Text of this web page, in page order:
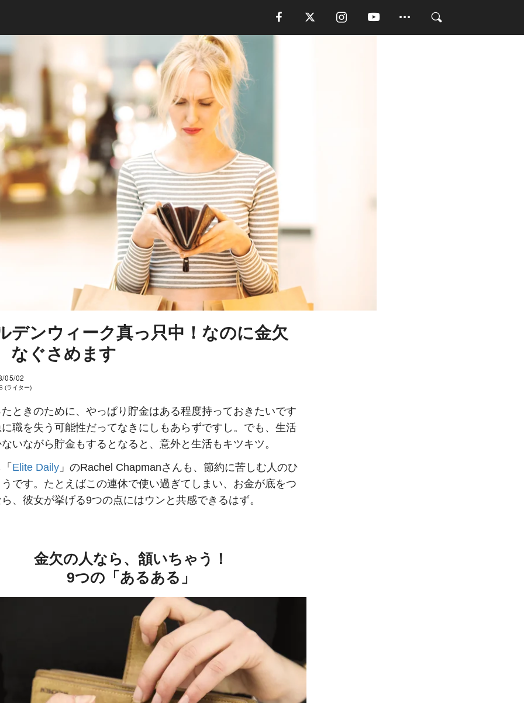
デンウィーク真っ只中！なのに金欠
なぐさめます
05/02
(ライター)
ときのために、やっぱり貯金はある程度持っておきたいです
職を失う可能性だってなきにしもあらずですし。でも、生活
いながら貯金もするとなると、意外と生活もキツキツ。
Elite Daily 」のRachel Chapmanさんも、節約に苦しむ人のひ
です。たとえばこの連休で使い過ぎてしまい、お金が底をつ
、彼女が挙げる9つの点にはウンと共感できるはず。
金欠の人なら、頷いちゃう！
9つの「あるある」